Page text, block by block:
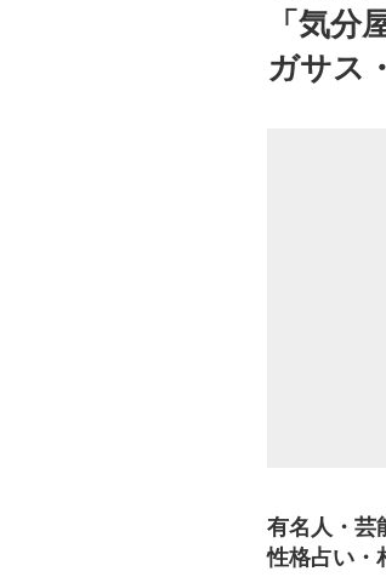
「気
ガサス
有名人・芸
性格占い・